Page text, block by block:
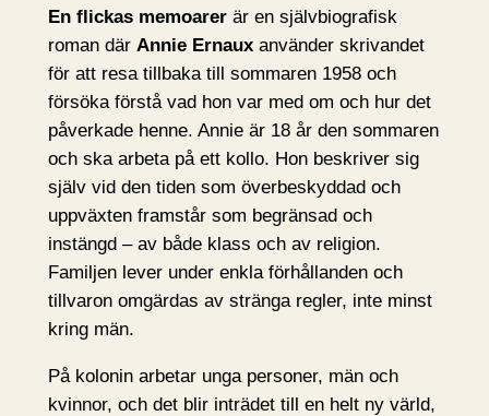
En flickas memoarerär en självbiografisk
roman där Annie Ernauxanvänder skrivandet
för att resa tillbaka till sommaren 1958 och
försöka förstå vad hon var med om och hur det
påverkade henne. Annie är 18 år den sommaren
och ska arbeta på ett kollo. Hon beskriver sig
själv vid den tiden som överbeskyddad och
uppväxten framstår som begränsad och
instängd – av både klass och av religion.
Familjen lever under enkla förhållanden och
tillvaron omgärdas av stränga regler, inte minst
kring män.
På kolonin arbetar unga personer, män och
kvinnor, och det blir inträdet till en helt ny värld,